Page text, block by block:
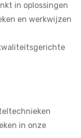
in oplossingen
en werkwijzen
in onze